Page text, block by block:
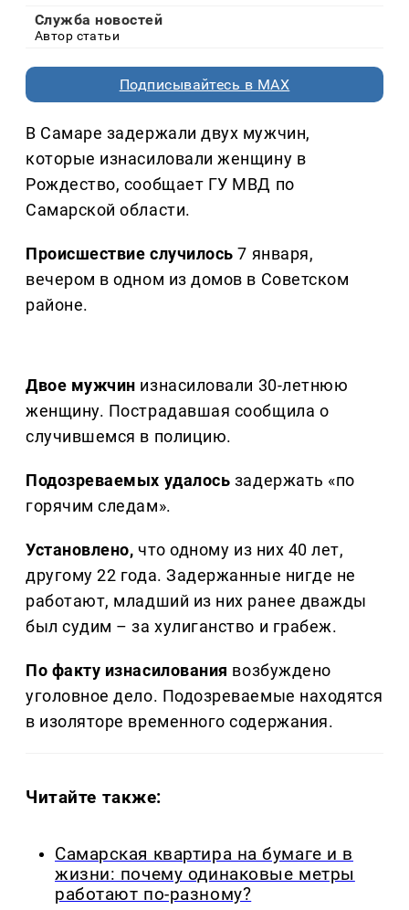
Служба новостей
Автор статьи
Подписывайтесь в MAX
В Самаре задержали двух мужчин,
которые изнасиловали женщину в
Рождество, сообщает ГУ МВД по
Самарской области.
Происшествие случилось 7 января,
вечером в одном из домов в Советском
районе.
Двое мужчин изнасиловали 30-летнюю
женщину. Пострадавшая сообщила о
случившемся в полицию.
Подозреваемых удалось задержать «по
горячим следам».
Установлено, что одному из них 40 лет,
другому 22 года. Задержанные нигде не
работают, младший из них ранее дважды
был судим – за хулиганство и грабеж.
По факту изнасилования возбуждено
уголовное дело. Подозреваемые находятся
в изоляторе временного содержания.
Читайте также:
Самарская квартира на бумаге и в
жизни: почему одинаковые метры
работают по-разному?